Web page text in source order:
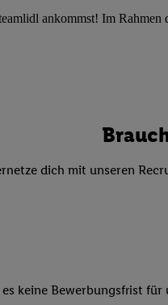
ankommst! Im Rahmen
dich mit unseren
keine Bewerbungsfrist
Anzeige von
oder Zugriff auf
von Zielgruppen
reduzierter Daten